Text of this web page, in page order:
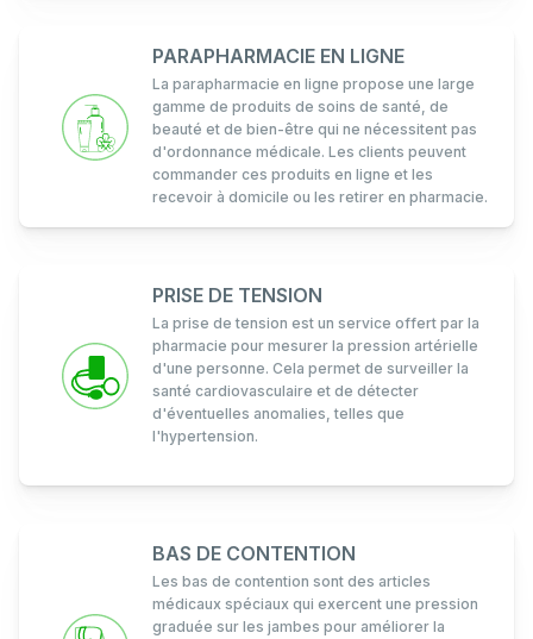
PARAPHARMACIE EN LIGNE
La parapharmacie en ligne propose une large
gamme de produits de soins de santé, de
beauté et de bien-être qui ne nécessitent pas
d'ordonnance médicale. Les clients peuvent
commander ces produits en ligne et les
recevoir à domicile ou les retirer en pharmacie.
PRISE DE TENSION
La prise de tension est un service offert par la
pharmacie pour mesurer la pression artérielle
d'une personne. Cela permet de surveiller la
santé cardiovasculaire et de détecter
d'éventuelles anomalies, telles que
l'hypertension.
BAS DE CONTENTION
Les bas de contention sont des articles
médicaux spéciaux qui exercent une pression
graduée sur les jambes pour améliorer la